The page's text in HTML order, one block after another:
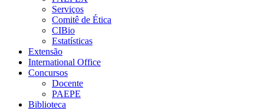
Serviços
Comitê de Ética
CIBio
Estatísticas
Extensão
International Office
Concursos
Docente
PAEPE
Biblioteca